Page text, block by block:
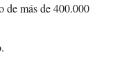
de más de 400.000